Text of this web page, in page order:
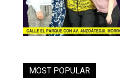
MOST POPULAR